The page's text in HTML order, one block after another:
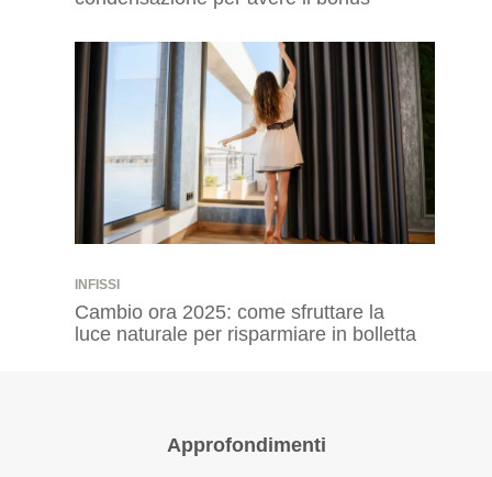
INFISSI
Cambio ora 2025: come sfruttare la
luce naturale per risparmiare in bolletta
Approfondimenti